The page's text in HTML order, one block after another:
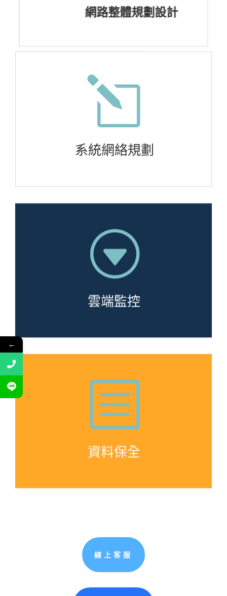
網路整體規劃設計
l
系統網絡規劃
G
雲端監控
b
資料保全
線上客服
←